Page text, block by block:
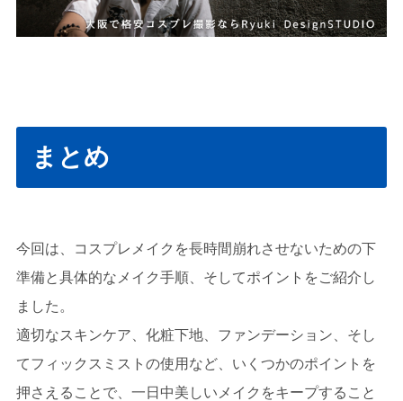
まとめ
今回は、コスプレメイクを長時間崩れさせないための下
準備と具体的なメイク手順、そしてポイントをご紹介し
ました。
適切なスキンケア、化粧下地、ファンデーション、そし
てフィックスミストの使用など、いくつかのポイントを
押さえることで、一日中美しいメイクをキープすること